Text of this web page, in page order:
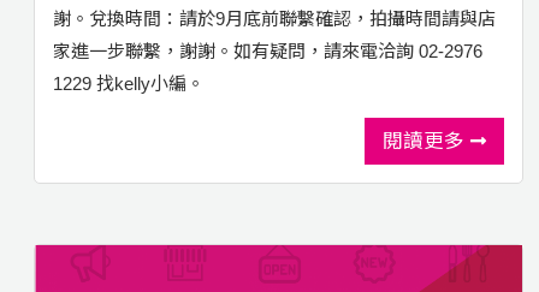
謝。兌換時間：請於9月底前聯繫確認，拍攝時間請與店
家進一步聯繫，謝謝。如有疑問，請來電洽詢 02-2976
1229 找kelly小編。
閱讀更多